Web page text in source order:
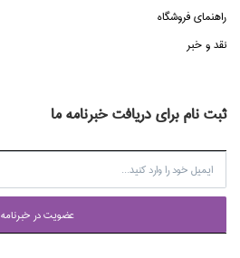
راهنماي فروشگاه
نقد و خبر
ثبت نام برای دریافت خبرنامه ما
عضويت در خبرنامه